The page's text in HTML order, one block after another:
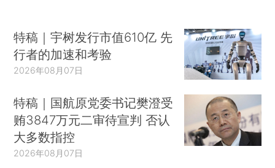
特稿｜宇树发行市值610亿 先
行者的加速和考验
2026年08月07日
特稿｜国航原党委书记樊澄受
贿3847万元二审待宣判 否认
大多数指控
2026年08月07日